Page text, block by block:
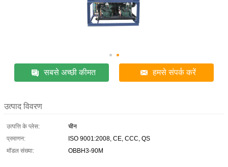
सबसे अच्छी कीमत हमसे संपर्क करें
उत्पाद विवरण
उत्पत्ति के प्लेस:
चीन
प्रमाणन:
ISO 9001:2008, CE, CCC, QS
मॉडल संख्या:
OBBH3-90M